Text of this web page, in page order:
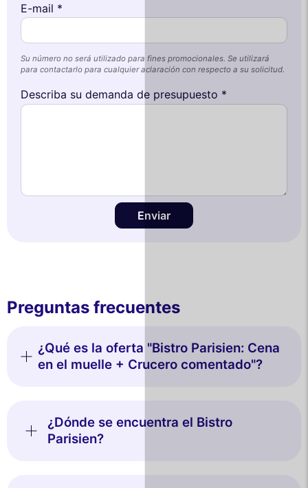
E-mail *
Su número no será utilizado para fines promocionales. Se utilizará
para contactarlo para cualquier aclaración con respecto a su solicitud.
Describa su demanda de presupuesto *
Enviar
Preguntas frecuentes
¿Qué es la oferta "Bistro Parisien: Cena
en el muelle + Crucero comentado"?
¿Dónde se encuentra el Bistro
Parisien?